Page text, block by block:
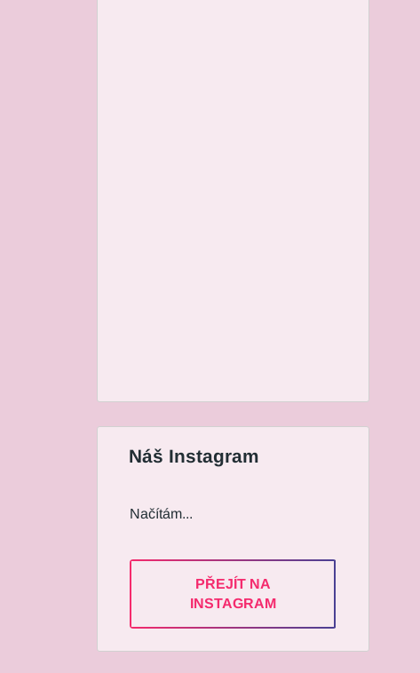
Náš Instagram
Načítám...
PŘEJÍT NA
INSTAGRAM